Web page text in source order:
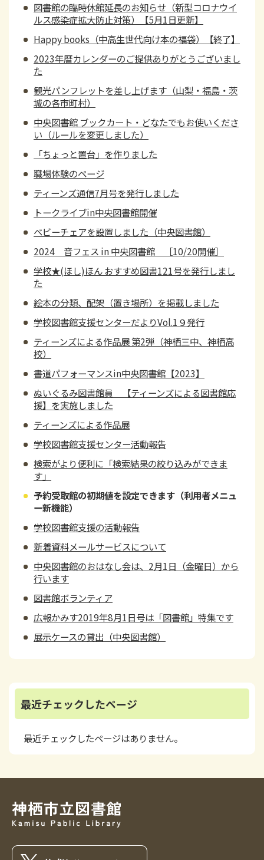
図書館の臨時休館延長のお知らせ（新型コロナウイ
ルス感染症拡大防止対策）【5月1日更新】
Happy books（中高生世代向け本の福袋）【終了】
2023年暦カレンダーのご提供ありがとうございまし
た
観光パンフレットを差し上げます（山梨・福島・茨
城の各市町村）
中央図書館 ブックカート・どなたでもお使いくださ
い（ルールを変更しました）
「ちょっと置台」を作りました
職場体験のページ
ティーンズ通信7月号を発行しました
トークライブin中央図書館開催
ベビーチェアを設置しました（中央図書館）
2024 音フェス in 中央図書館 ［10/20開催］
学校★(ほし)ほん おすすめ図書121号を発行しまし
た
絵本の分類、配架（置き場所）を掲載しました
学校図書館支援センターだよりVol.1９発行
ティーンズによる作品展 第2弾（神栖三中、神栖高
校）
書道パフォーマンスin中央図書館【2023】
ぬいぐるみ図書館員 【ティーンズによる図書館応
援】を実施しました
ティーンズによる作品展
学校図書館支援センター活動報告
検索がより便利に「検索結果の絞り込みができま
す」
予約受取館の初期値を設定できます（利用者メニュ
ー新機能）
学校図書館支援の活動報告
新着資料メールサービスについて
中央図書館のおはなし会は、2月1日（金曜日）から
行います
図書館ボランティア
広報かみす2019年8月1日号は「図書館」特集です
展示ケースの貸出（中央図書館）
最近チェックしたページ
最近チェックしたページはありません。